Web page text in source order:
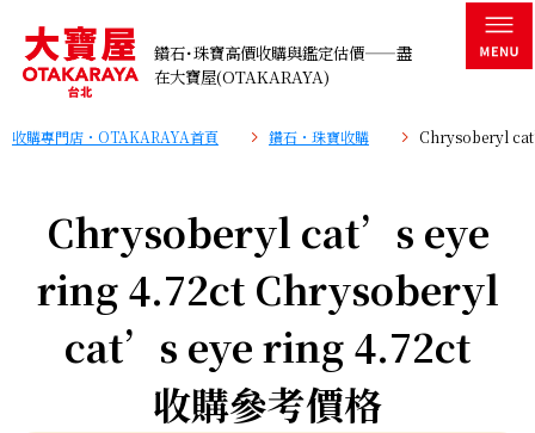
鑽石･珠寶高價收購與鑑定估價——盡
在大寶屋(OTAKARAYA)
收購專門店・OTAKARAYA首頁 鑽石・珠寶收購 Chrysoberyl
Chrysoberyl cat’s eye
ring 4.72ct Chrysoberyl
cat’s eye ring 4.72ct
收購參考價格